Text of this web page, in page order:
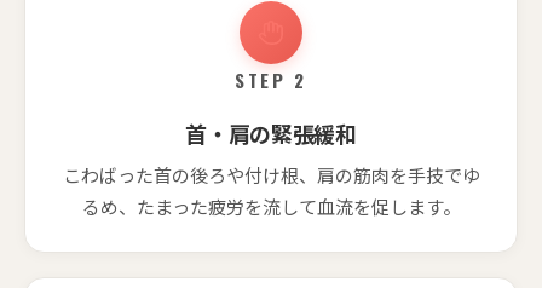
STEP 2
首・肩の緊張緩和
こわばった首の後ろや付け根、肩の筋肉を手技でゆ
るめ、たまった疲労を流して血流を促します。